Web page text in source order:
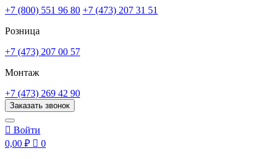
+7 (800) 551 96 80 +7 (473) 207 31 51
Розница
+7 (473) 207 00 57
Монтаж
+7 (473) 269 42 90
Заказать звонок
 Войти
0,00 ₽  0